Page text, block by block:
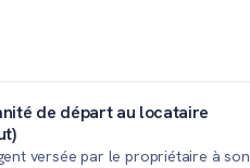
de départ au locataire
versée par le propriétaire à son